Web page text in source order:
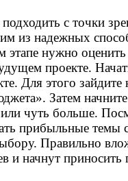
с точки
из надежных
этапе нужно
проекте.
Для этого
Затем
чуть больше.
прибыльные темы
Правильно
и начнут